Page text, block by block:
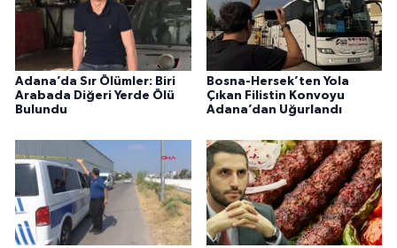
Adana’da Sır Ölümler: Biri
Arabada Diğeri Yerde Ölü
Bulundu
Bosna-Hersek’ten Yola
Çıkan Filistin Konvoyu
Adana’dan Uğurlandı